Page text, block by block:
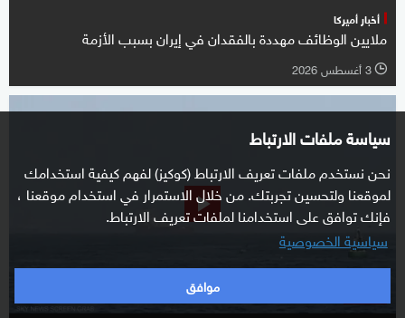
سياسة ملفات الارتباط
نحن نستخدم ملفات تعريف الارتباط (كوكيز) لفهم كيفية استخدامك
لموقعنا ولتحسين تجربتك. من خلال الاستمرار في استخدام موقعنا ،
فإنك توافق على استخدامنا لملفات تعريف الارتباط.
سياسية الخصوصية
موافق
أخبار أميركا
ملايين الوظائف مهددة بالفقدان في إيران بسبب الأزمة
l 3 أغسطس 2026